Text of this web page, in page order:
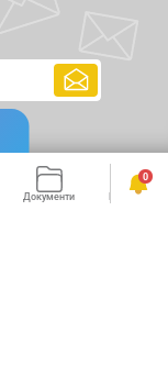
Документи Календар
0